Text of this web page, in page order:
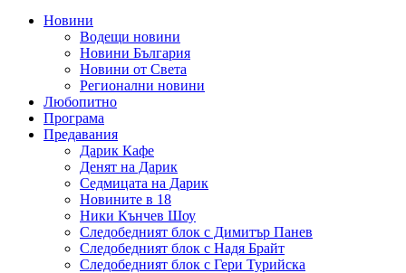
Новини
Водещи новини
Новини България
Новини от Света
Регионални новини
Любопитно
Програма
Предавания
Дарик Кафе
Денят на Дарик
Седмицата на Дарик
Новините в 18
Ники Кънчев Шоу
Следобедният блок с Димитър Панев
Следобедният блок с Надя Брайт
Следобедният блок с Гери Турийска